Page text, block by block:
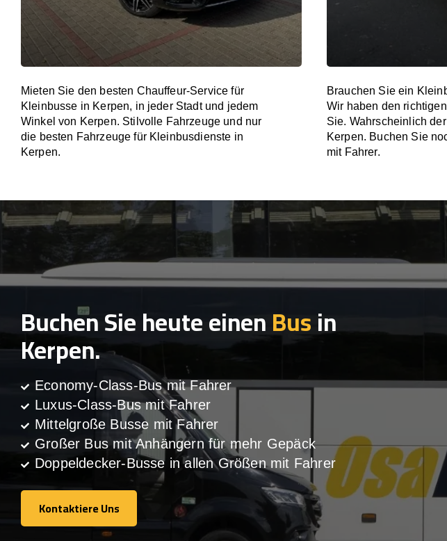
Mieten Sie den besten Chauffeur-Service für
Kleinbusse in Kerpen, in jeder Stadt und jedem
Winkel von Kerpen. Stilvolle Fahrzeuge und nur
die besten Fahrzeuge für Kleinbusdienste in
Kerpen.
Brauchen Sie ein
Wir haben den richtigen
Sie. Wahrscheinlich
Kerpen. Buchen Sie
mit Fahrer.
Buchen Sie heute einenBusin
Kerpen.
Economy-Class-Bus mit Fahrer
Luxus-Class-Bus mit Fahrer
Mittelgroße Busse mit Fahrer
Großer Bus mit Anhängern für mehr Gepäck
Doppeldecker-Busse in allen Größen mit Fahrer
Kontaktiere Uns
Kontaktiere Uns